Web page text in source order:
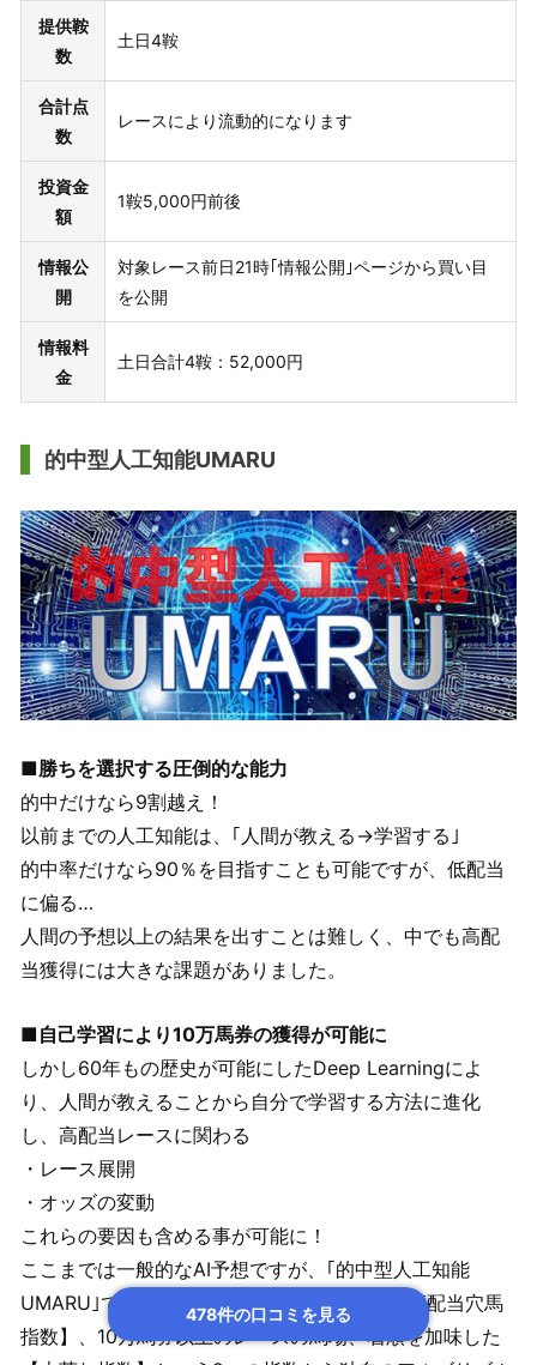
478件の口コミを見る
提供鞍
数
土日4鞍
合計点
数
レースにより流動的になります
投資金
額
1鞍5,000円前後
情報公
開
対象レース前日21時｢情報公開｣ページから買い目
を公開
情報料
金
土日合計4鞍：52,000円
的中型人工知能UMARU
■勝ちを選択する圧倒的な能力
的中だけなら9割越え！
以前までの人工知能は、｢人間が教える→学習する｣
的中率だけなら90％を目指すことも可能ですが、低配当
に偏る…
人間の予想以上の結果を出すことは難しく、中でも高配
当獲得には大きな課題がありました。
■自己学習により10万馬券の獲得が可能に
しかし60年もの歴史が可能にしたDeep Learningによ
り、人間が教えることから自分で学習する方法に進化
し、高配当レースに関わる
・レース展開
・オッズの変動
これらの要因も含める事が可能に！
ここまでは一般的なAI予想ですが、｢的中型人工知能
UMARU｣では激走穴馬の選別を可能とする【高配当穴馬
指数】、10万馬券以上のレースの馬場、着順を加味した